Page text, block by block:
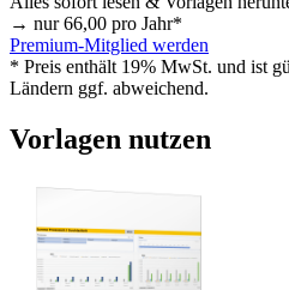
→ nur66,00 pro Jahr*
Premium-Mitglied werden
* Preis enthält 19% MwSt. und ist
Ländern ggf. abweichend.
Vorlagen nutzen